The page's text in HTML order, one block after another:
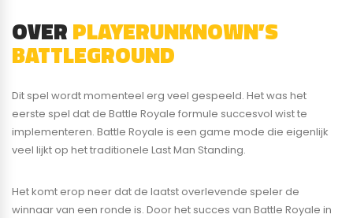
OVERPLAYERUNKNOWN’S
BATTLEGROUND
Dit spel wordt momenteel erg veel gespeeld. Het was het
eerste spel dat de Battle Royale formule succesvol wist te
implementeren. Battle Royale is een game mode die eigenlijk
veel lijkt op het traditionele Last Man Standing.
Het komt erop neer dat de laatst overlevende speler de
winnaar van een ronde is. Door het succes van Battle Royale in